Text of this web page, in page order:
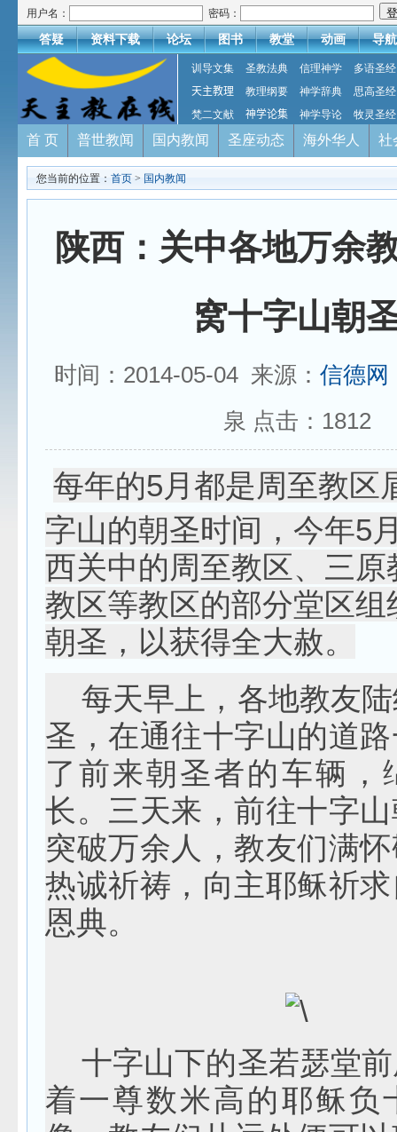
用户名： 密码：
答疑 资料下载 论坛 图书 教堂 动画 导航
训导文集 圣教法典 信理神学
多语圣经
天主教理
教理纲要 神学辞典
思高圣经
梵二文献
神学论集 神学导论 牧灵圣经
首 页 普世教闻 国内教闻 圣座动态 海外华人 社
您当前的位置： 首页 > 国内教闻
陕西：关中各地万余
窝十字山朝
时间：2014-05-04 来源： 信德网
泉 点击： 1812
每年的5月都是周至教区
字山的朝圣时间，今年5
西关中的周至教区、三原
教区等教区的部分堂区组
朝圣，以获得全大赦。
每天早上，各地教友陆
圣，在通往十字山的道
了前来朝圣者的车辆，
长。三天来，前往十字
突破万余人，教友们满
热诚祈祷，向主耶稣祈
恩典。
十字山下的圣若瑟堂前
着一尊数米高的耶稣负